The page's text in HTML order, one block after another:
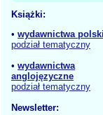
Książki:
• wydawnictwa
podział tematyczny
• wydawnictwa
anglojęzyczne
podział tematyczny
Newsletter: